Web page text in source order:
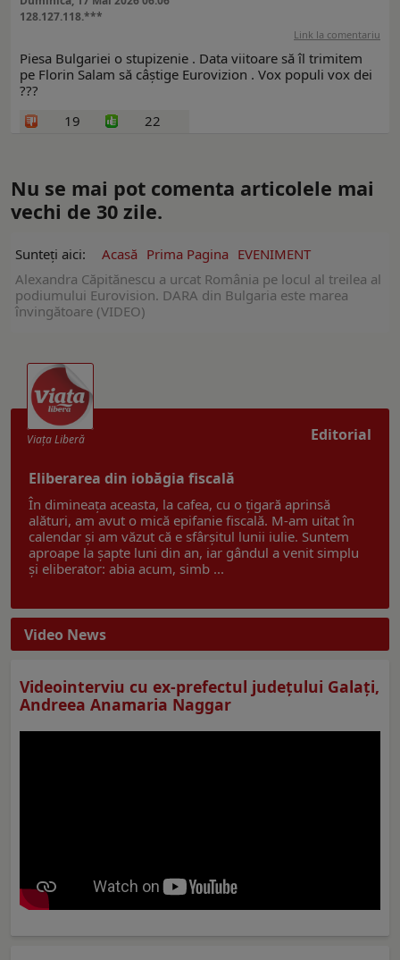
128.127.118.***
Link la comentariu
Piesa Bulgariei o stupizenie . Data viitoare să îl trimitem
pe Florin Salam să câștige Eurovizion . Vox populi vox dei
???
19
22
Nu se mai pot comenta articolele mai
vechi de 30 zile.
Sunteți aici: Acasă Prima Pagina EVENIMENT
Alexandra Căpitănescu a urcat România pe locul al treilea al
podiumului Eurovision. DARA din Bulgaria este marea
învingătoare (VIDEO)
Editorial
Viaţa Liberă
Eliberarea din iobăgia fiscală
În dimineața aceasta, la cafea, cu o țigară aprinsă
alături, am avut o mică epifanie fiscală. M-am uitat în
calendar și am văzut că e sfârșitul lunii iulie. Suntem
aproape la șapte luni din an, iar gândul a venit simplu
și eliberator: abia acum, simb ...
Video News
Videointerviu cu ex-prefectul judeţului Galaţi,
Andreea Anamaria Naggar